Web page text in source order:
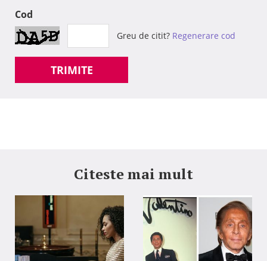
Cod
Greu de citit? Regenerare cod
TRIMITE
Citeste mai mult